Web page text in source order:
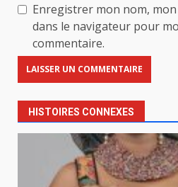
Enregistrer mon nom,
dans le navigateur pour
commentaire.
HISTOIRES CONNEXES